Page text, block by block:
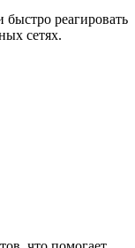
реагировать
сетях.